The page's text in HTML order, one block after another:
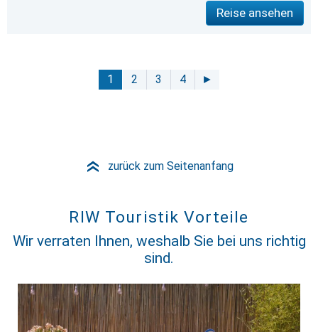
Reise ansehen
1 2 3 4 ►
» zurück zum Seitenanfang
RIW Touristik Vorteile
Wir verraten Ihnen, weshalb Sie bei uns richtig
sind.